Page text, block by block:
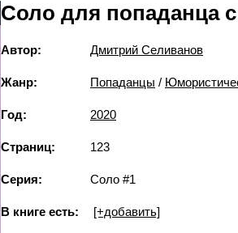
Соло для попаданца
Автор: Дмитрий Селиванов
Жанр: Попаданцы /
Год: 2020
Страниц: 123
Серия: Соло #1
В книге есть: [+добавить]